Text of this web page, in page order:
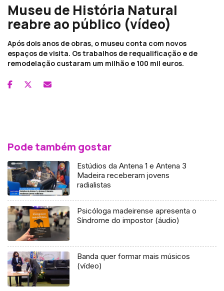
Museu de História Natural
reabre ao público (vídeo)
Após dois anos de obras, o museu conta com novos
espaços de visita. Os trabalhos de requalificação e de
remodelação custaram um milhão e 100 mil euros.
Pode também gostar
Estúdios da Antena 1 e Antena 3
Madeira receberam jovens
radialistas
Psicóloga madeirense apresenta o
Síndrome do impostor (áudio)
Banda quer formar mais músicos
(vídeo)